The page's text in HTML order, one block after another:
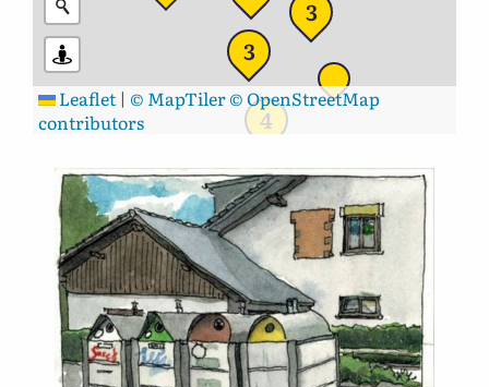
3
4
3
Leaflet | © MapTiler© OpenStreetMap
contributors